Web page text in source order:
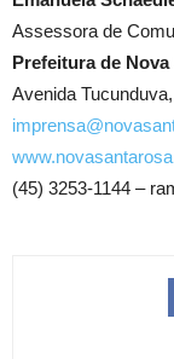
Assessora de
Prefeitura de Nova
Avenida
(45) 3253-1144 –